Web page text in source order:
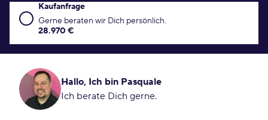
Kaufanfrage Konditionen
Kaufanfrage
Gerne beraten wir Dich persönlich.
28.970 €
Hallo, Ich bin Pasquale
Ich berate Dich gerne.